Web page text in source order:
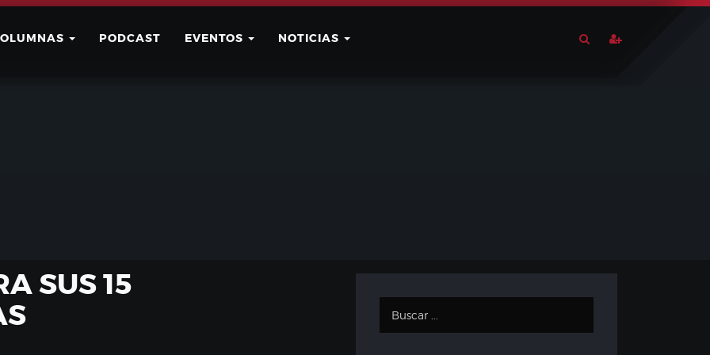
PODCAST EVENTOS NOTICIAS
SUS 15